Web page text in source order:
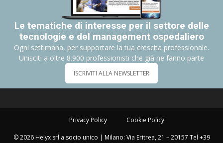
Le tematiche di interesse per il settore delle
tecnologie e del management ospedaliero
Ogni settimana, per supportare la tua crescita professionale.
Unisciti a oltre 8.900 professionisti che già ne fanno parte
ISCRIVITI ALLA NEWSLETTER
Privacy Policy Cookie Policy
© 2026 Helyx srl a socio unico | Milano: Via Eritrea, 21 – 20157 Tel +39